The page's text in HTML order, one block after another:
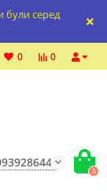
були серед
0
0
0